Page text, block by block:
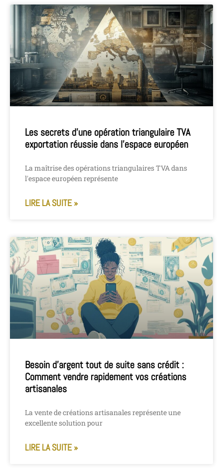
Les secrets d’une opération triangulaire TVA
exportation réussie dans l’espace européen
La maîtrise des opérations triangulaires TVA dans
l'espace européen représente
LIRE LA SUITE »
Besoin d’argent tout de suite sans crédit :
Comment vendre rapidement vos créations
artisanales
La vente de créations artisanales représente une
excellente solution pour
LIRE LA SUITE »